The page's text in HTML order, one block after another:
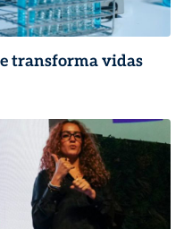
transforma vidas